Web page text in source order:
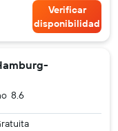
Verificar
disponibilidad
8.6